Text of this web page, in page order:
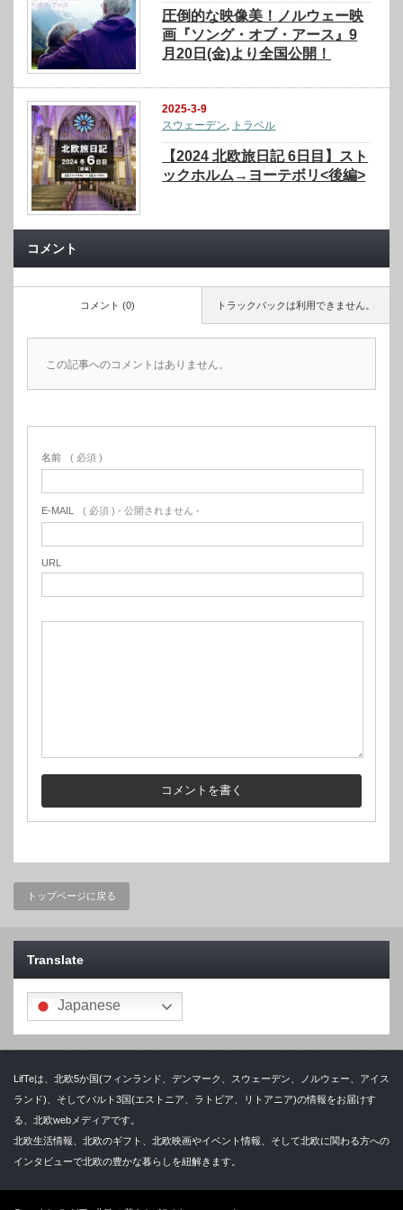
圧倒的な映像美！ノルウェー映
画『ソング・オブ・アース』9
月20日(金)より全国公開！
2025-3-9
スウェーデン, トラベル
【2024 北欧旅日記 6日目】スト
ックホルム→ヨーテボリ<後編>
コメント
トラックバックは利用できません。
コメント (0)
この記事へのコメントはありません。
名前 ( 必須 )
E-MAIL ( 必須 ) - 公開されません -
URL
トップページに戻る
Translate
Japanese
LifTeは、北欧5か国(フィンランド、デンマーク、スウェーデン、ノルウェー、アイス
ランド)、そしてバルト3国(エストニア、ラトビア、リトアニア)の情報をお届けす
る、北欧webメディアです。
北欧生活情報、北欧のギフト、北欧映画やイベント情報、そして北欧に関わる方への
インタビューで北欧の豊かな暮らしを紐解きます。